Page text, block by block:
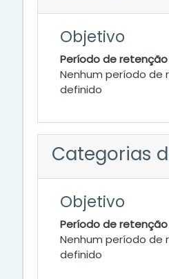
Objetivo
Período de retenção
Nenhum período de
definido
Categorias
Objetivo
Período de retenção
Nenhum período de
definido